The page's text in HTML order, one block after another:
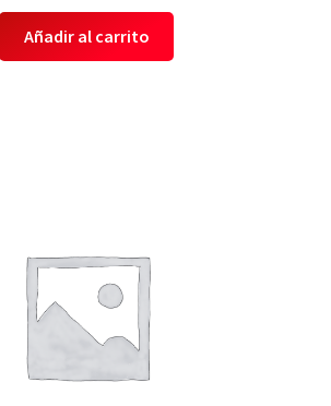
Añadir al carrito